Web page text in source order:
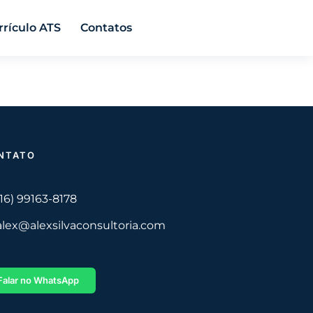
ATS Contatos
99163-8178
no WhatsApp